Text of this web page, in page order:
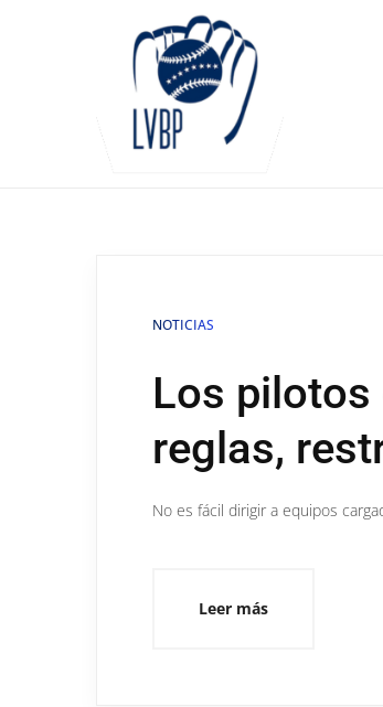
NOTICIAS
Los pilotos
reglas,
No es fácil dirigir a equipos
Leer más